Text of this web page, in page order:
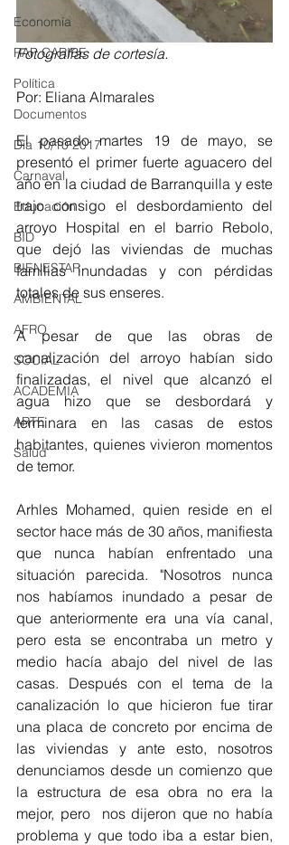
Economía
RAP CARIBE
Política
Documentos
Día 10/10 2017
Carnaval
Educación
BID
BIENESTAR
AMBIENTAL
AFRO
SOCIAL
ACADEMIA
ARTE
Salud
Fotografías de cortesía.
Por: Eliana Almarales
El pasado martes 19 de mayo, se
presentó el primer fuerte aguacero del
año en la ciudad de Barranquilla y este
trajo consigo el desbordamiento del
arroyo Hospital en el barrio Rebolo,
que dejó las viviendas de muchas
familias inundadas y con pérdidas
totales de sus enseres.
A pesar de que las obras de
canalización del arroyo habían sido
finalizadas, el nivel que alcanzó el
agua hizo que se desbordará y
terminara en las casas de estos
habitantes, quienes vivieron momentos
de temor.
Arhles Mohamed, quien reside en el
sector hace más de 30 años, manifiesta
que nunca habían enfrentado una
situación parecida. "Nosotros nunca
nos habíamos inundado a pesar de
que anteriormente era una vía canal,
pero esta se encontraba un metro y
medio hacía abajo del nivel de las
casas. Después con el tema de la
canalización lo que hicieron fue tirar
una placa de concreto por encima de
las viviendas y ante esto, nosotros
denunciamos desde un comienzo que
la estructura de esa obra no era la
mejor, pero  nos dijeron que no había
problema y que todo iba a estar bien,